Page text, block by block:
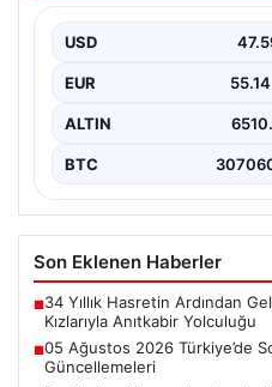
05 Ağustos 2026 tarihinde
ilgili son…
USD
EUR 55.14
ALTIN
BTC
Son Eklenen Haberler
■34 Yıllık Hasretin Ardından
Kızlarıyla Anıtkabir Yolculuğu
■05 Ağustos 2026 Türkiye’de
Güncellemeleri